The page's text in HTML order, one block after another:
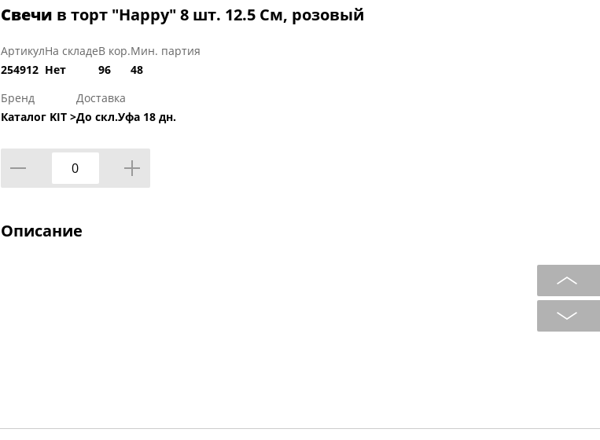
Свечи в торт "Happy" 8 шт. 12.5 См, розовый
Артикул
254912
На складе
Нет
В кор.
96
Мин. партия
48
Бренд
Каталог KIT >
Доставка
До скл.Уфа 18 дн.
Описание